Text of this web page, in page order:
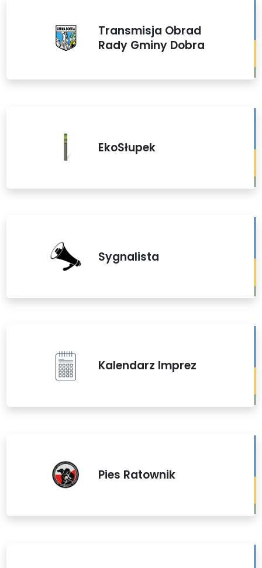
Transmisja Obrad
Rady Gminy Dobra
EkoSłupek
Sygnalista
Kalendarz Imprez
Pies Ratownik